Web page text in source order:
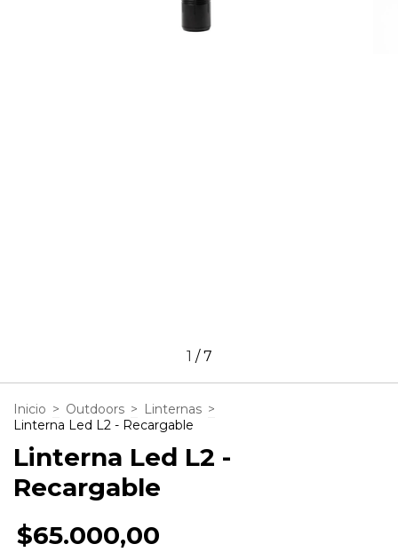
1 /7
Inicio > Outdoors > Linternas >
Linterna Led L2 - Recargable
Linterna Led L2 -
Recargable
$65.000,00